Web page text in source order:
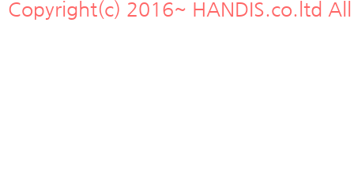
Copyright(c) 2016~ HANDIS.co.ltd